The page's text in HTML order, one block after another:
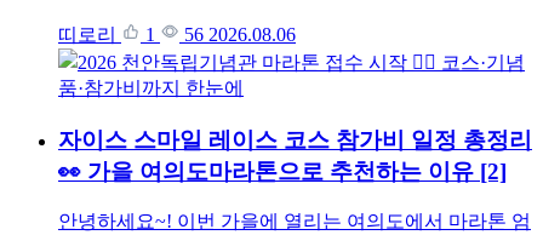
띠로리 1 56 2026.08.06
자이스 스마일 레이스 코스 참가비 일정 총정리
👀 가을 여의도마라톤으로 추천하는 이유 [2]
안녕하세요~! 이번 가을에 열리는 여의도에서 마라톤 엄